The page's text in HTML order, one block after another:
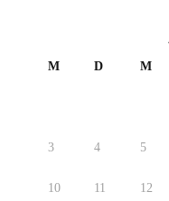
M
D M
3 4 5
10 11 12